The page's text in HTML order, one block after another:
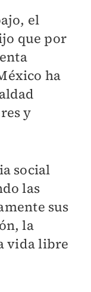
el
que por
ha
y
social
las
sus
la
vida libre